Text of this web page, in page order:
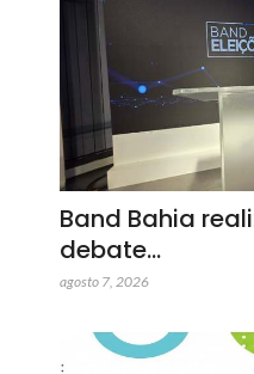
Band Bahia
debate…
agosto 7, 2026